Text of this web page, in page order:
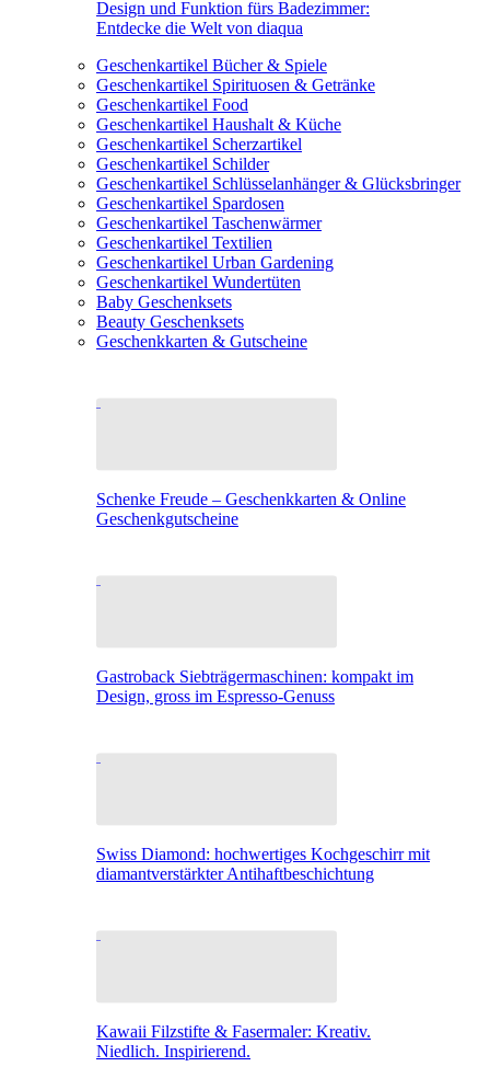
Design und Funktion fürs Badezimmer:
Entdecke die Welt von diaqua
Geschenkartikel Bücher & Spiele
Geschenkartikel Spirituosen & Getränke
Geschenkartikel Food
Geschenkartikel Haushalt & Küche
Geschenkartikel Scherzartikel
Geschenkartikel Schilder
Geschenkartikel Schlüsselanhänger & Glücksbringer
Geschenkartikel Spardosen
Geschenkartikel Taschenwärmer
Geschenkartikel Textilien
Geschenkartikel Urban Gardening
Geschenkartikel Wundertüten
Baby Geschenksets
Beauty Geschenksets
Geschenkkarten & Gutscheine
Schenke Freude – Geschenkkarten & Online
Geschenkgutscheine
Gastroback Siebträgermaschinen: kompakt im
Design, gross im Espresso-Genuss
Swiss Diamond: hochwertiges Kochgeschirr mit
diamantverstärkter Antihaftbeschichtung
Kawaii Filzstifte & Fasermaler: Kreativ.
Niedlich. Inspirierend.